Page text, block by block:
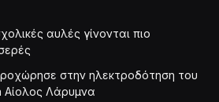
αυλές γίνονται πιο
στην ηλεκτροδότηση του
Αίολος Λάρυμνα